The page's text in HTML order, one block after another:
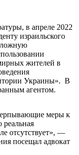
в апреле 2022
израильского
ложную
жителей в
Украины». В
агентом.
меры к
отсутствует», —
посещал адвокат